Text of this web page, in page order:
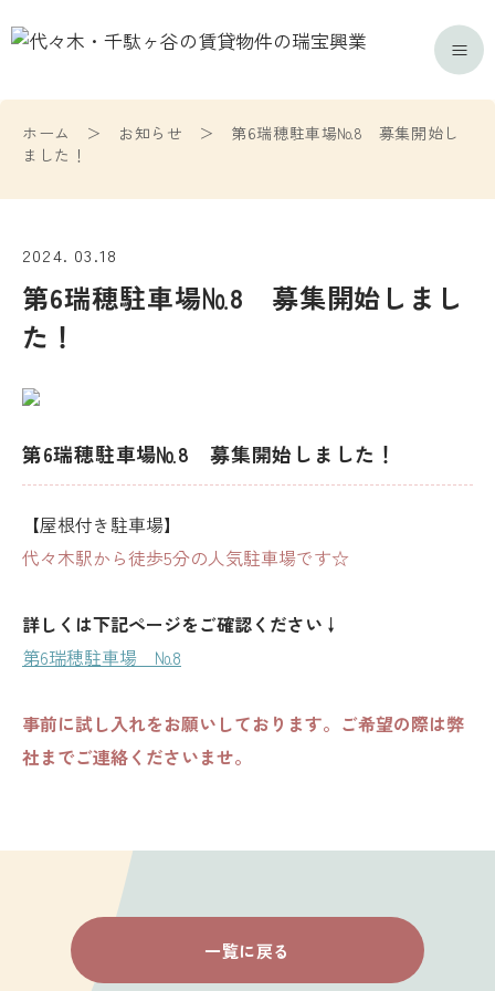
ホーム ＞ お知らせ ＞ 第6瑞穂駐車場№8 募集開始し
ました！
2024. 03.18
第6瑞穂駐車場№8 募集開始しまし
た！
第6瑞穂駐車場№8 募集開始しました！
【屋根付き駐車場】
代々木駅から徒歩5分の人気駐車場です☆
詳しくは下記ページをご確認ください↓
第6瑞穂駐車場 №8
事前に試し入れをお願いしております。ご希望の際は弊
社までご連絡くださいませ。
一覧に戻る